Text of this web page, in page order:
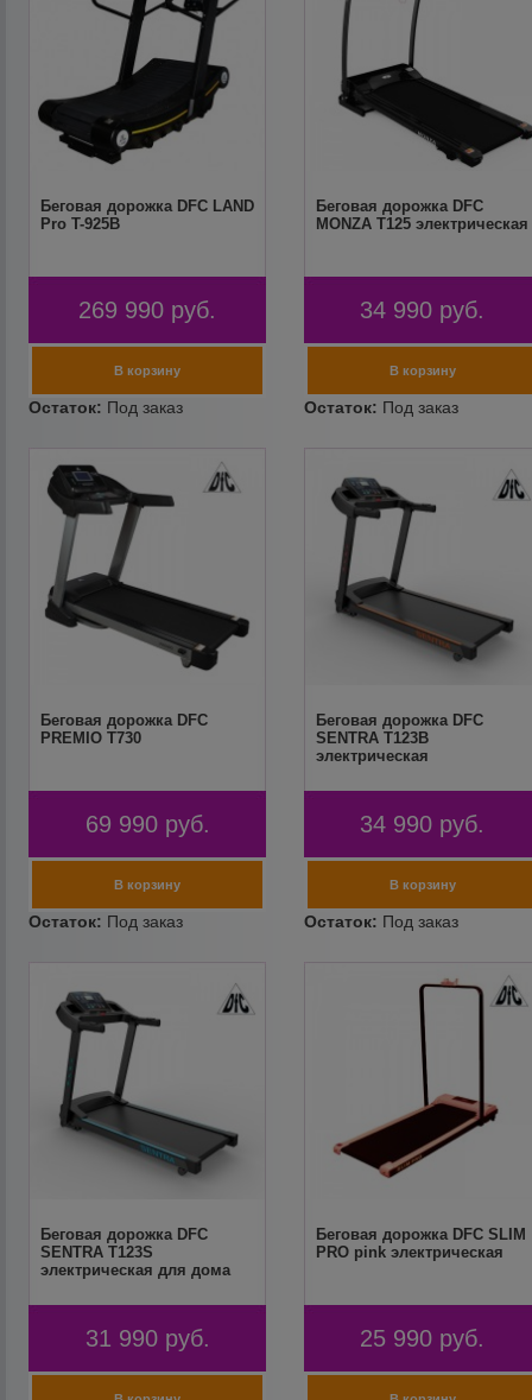
Беговая дорожка DFC LAND
Pro T-925B
269 990 руб.
Беговая дорожка DFC
MONZA T125 электрическая
34 990 руб.
Беговая дорожка DFC
PREMIO T730
69 990 руб.
Беговая дорожка DFC
SENTRA T123B
электрическая
34 990 руб.
Беговая дорожка DFC
SENTRA T123S
электрическая для дома
31 990 руб.
Беговая дорожка DFC SLIM
PRO pink электрическая
25 990 руб.